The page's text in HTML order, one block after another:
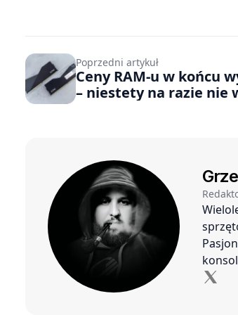
Poprzedni artykuł
Ceny RAM-u w końcu
– niestety na razie nie